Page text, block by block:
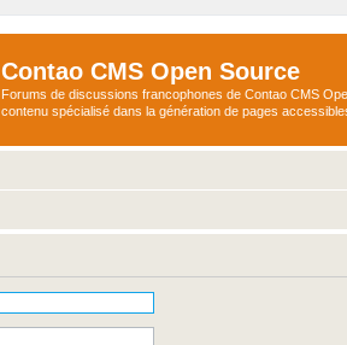
Contao CMS Open Source
Forums de discussions francophones de Contao CMS
contenu spécialisé dans la génération de pages